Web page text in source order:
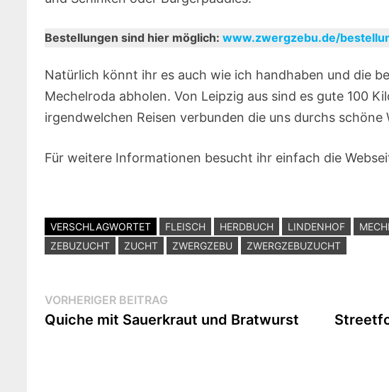
Bestellungen sind hier möglich:www.zwergzebu.de/
Natürlich könnt ihr es auch wie ich handhaben und die
Mechelroda abholen. Von Leipzig aus sind es gute 100
irgendwelchen Reisen verbunden die uns durchs schöne
Für weitere Informationen besucht ihr einfach die
VERSCHLAGWORTET FLEISCH HERDBUCH LINDENHOF
ZEBUZUCHT
ZUCHT ZWERGZEBU ZWERGZEBUZUCHT
Beitragsnavigation
VORHERIGER BEITRAG
Beitrag:
Quiche mit Sauerkraut und Bratwurst